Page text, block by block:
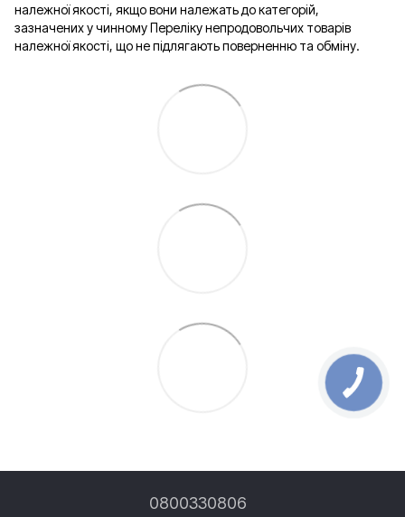
належної якості, якщо вони належать до категорій,
зазначених у чинному Переліку непродовольчих товарів
належної якості, що не підлягають поверненню та обміну.
0800330806